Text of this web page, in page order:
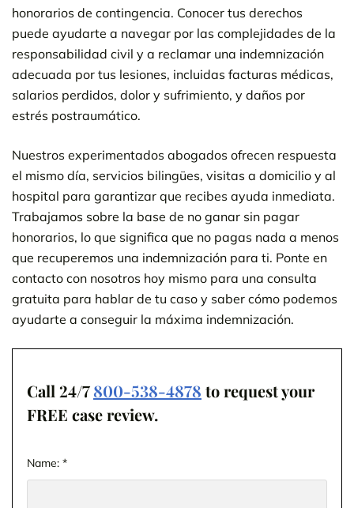
honorarios de contingencia. Conocer tus derechos
puede ayudarte a navegar por las complejidades de la
responsabilidad civil y a reclamar una indemnización
adecuada por tus lesiones, incluidas facturas médicas,
salarios perdidos, dolor y sufrimiento, y daños por
estrés postraumático.
Nuestros experimentados abogados ofrecen respuesta
el mismo día, servicios bilingües, visitas a domicilio y al
hospital para garantizar que recibes ayuda inmediata.
Trabajamos sobre la base de no ganar sin pagar
honorarios, lo que significa que no pagas nada a menos
que recuperemos una indemnización para ti. Ponte en
contacto con nosotros hoy mismo para una consulta
gratuita para hablar de tu caso y saber cómo podemos
ayudarte a conseguir la máxima indemnización.
Call 24/7800-538-4878 to request your
FREE case review.
Name: *